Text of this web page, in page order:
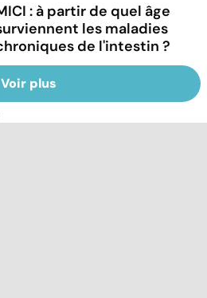
: à partir de quel âge
les maladies
de l'intestin ?
Voir plus